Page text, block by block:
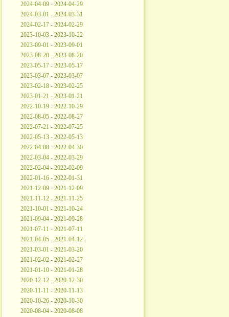
2024-04-09 - 2024-04-29
2024-03-01 - 2024-03-31
2024-02-17 - 2024-02-29
2023-10-03 - 2023-10-22
2023-09-01 - 2023-09-01
2023-08-20 - 2023-08-20
2023-05-17 - 2023-05-17
2023-03-07 - 2023-03-07
2023-02-18 - 2023-02-25
2023-01-21 - 2023-01-21
2022-10-19 - 2022-10-29
2022-08-05 - 2022-08-27
2022-07-21 - 2022-07-25
2022-05-13 - 2022-05-13
2022-04-08 - 2022-04-30
2022-03-04 - 2022-03-29
2022-02-04 - 2022-02-09
2022-01-16 - 2022-01-31
2021-12-09 - 2021-12-09
2021-11-12 - 2021-11-25
2021-10-01 - 2021-10-24
2021-09-04 - 2021-09-28
2021-07-11 - 2021-07-11
2021-04-05 - 2021-04-12
2021-03-01 - 2021-03-20
2021-02-02 - 2021-02-27
2021-01-10 - 2021-01-28
2020-12-12 - 2020-12-30
2020-11-11 - 2020-11-13
2020-10-26 - 2020-10-30
2020-08-04 - 2020-08-08